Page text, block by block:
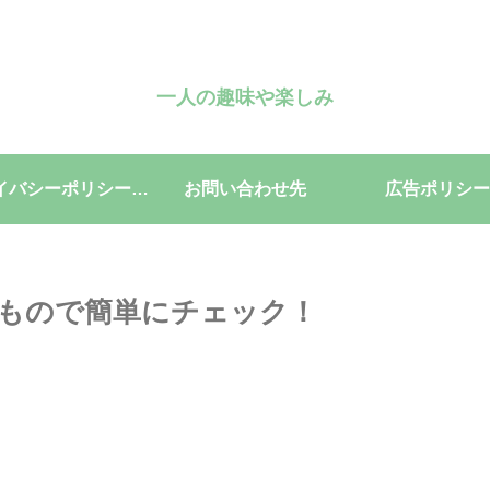
一人の趣味や楽しみ
プライバシーポリシー・免責事項 お問い合わせ先 広告ポリシー
ので簡単にチェック！